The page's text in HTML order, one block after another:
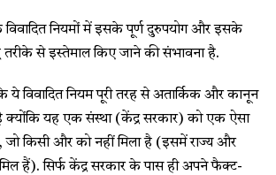
विवादित नियमों में इसके पूर्ण दुरुपयोग और इसके
तरीके से इस्तेमाल किए जाने की संभावना है.
विवादित नियम पूरी तरह से अतार्किक और कानून
यह एक संस्था (केंद्र सरकार) को एक ऐसा
जो किसी और को नहीं मिला है (इसमें राज्य और
हैं). सिर्फ केंद्र सरकार के पास ही अपने फैक्ट-